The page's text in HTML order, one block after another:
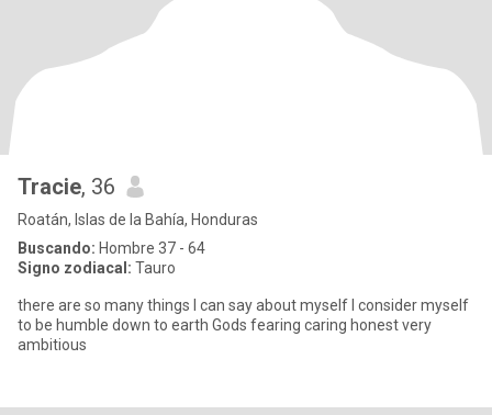
Tracie, 36
Roatán, Islas de la Bahía, Honduras
Buscando: Hombre 37 - 64
Signo zodiacal: Tauro
there are so many things I can say about myself I consider myself
to be humble down to earth Gods fearing caring honest very
ambitious